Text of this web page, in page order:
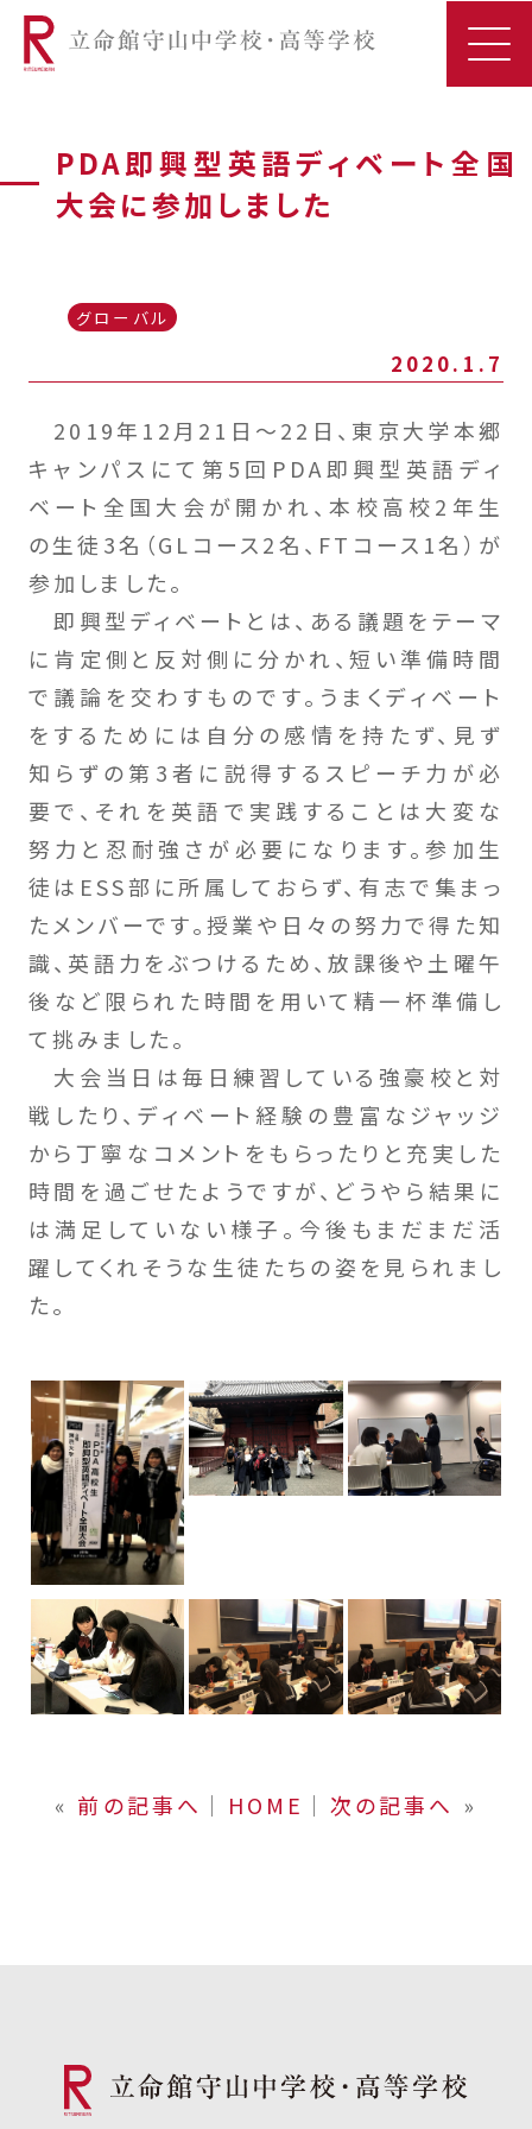
PDA即興型英語ディベート全国
大会に参加しました
グローバル
2020.1.7
2019年12月21日～22日、東京大学本郷
キャンパスにて第5回PDA即興型英語ディ
ベート全国大会が開かれ、本校高校2年生
の生徒3名（GLコース2名、FTコース1名）が
参加しました。
即興型ディベートとは、ある議題をテーマ
に肯定側と反対側に分かれ、短い準備時間
で議論を交わすものです。うまくディベート
をするためには自分の感情を持たず、見ず
知らずの第3者に説得するスピーチ力が必
要で、それを英語で実践することは大変な
努力と忍耐強さが必要になります。参加生
徒はESS部に所属しておらず、有志で集まっ
たメンバーです。授業や日々の努力で得た知
識、英語力をぶつけるため、放課後や土曜午
後など限られた時間を用いて精一杯準備し
て挑みました。
大会当日は毎日練習している強豪校と対
戦したり、ディベート経験の豊富なジャッジ
から丁寧なコメントをもらったりと充実した
時間を過ごせたようですが、どうやら結果に
は満足していない様子。今後もまだまだ活
躍してくれそうな生徒たちの姿を見られまし
た。
« 前の記事へ │ HOME │ 次の記事へ »